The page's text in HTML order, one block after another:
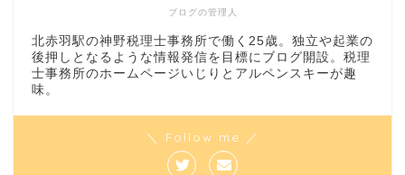
ブログの管理人
北赤羽駅の神野税理士事務所で働く25歳。独立や起業の
後押しとなるような情報発信を目標にブログ開設。税理
士事務所のホームページいじりとアルペンスキーが趣
味。
＼ Follow me ／